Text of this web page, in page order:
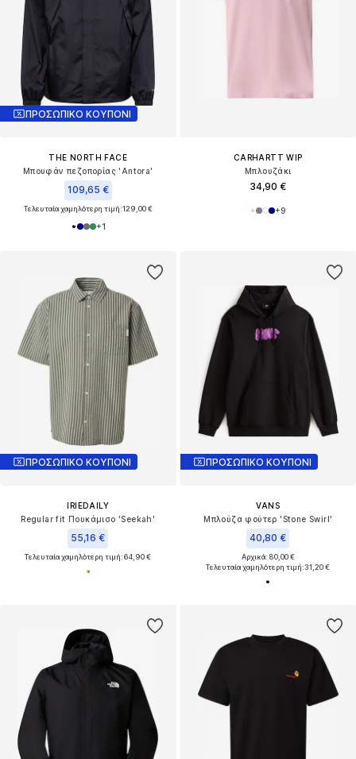
ΠΡΟΣΩΠΙΚΟ ΚΟΥΠΟΝΙ
THE NORTH FACE
Μπουφάν πεζοπορίας 'Antora'
109,65 €
Τελευταία χαμηλότερη τιμή:129,00 €
+1
CARHARTT WIP
Μπλουζάκι
34,90 €
+9
ΠΡΟΣΩΠΙΚΟ ΚΟΥΠΟΝΙ
IRIEDAILY
Regular fit Πουκάμισο 'Seekah'
55,16 €
Τελευταία χαμηλότερη τιμή:64,90 €
ΠΡΟΣΩΠΙΚΟ ΚΟΥΠΟΝΙ
VANS
Μπλούζα φούτερ 'Stone Swirl'
40,80 €
Αρχικά: 80,00 €
Τελευταία χαμηλότερη τιμή:31,20 €